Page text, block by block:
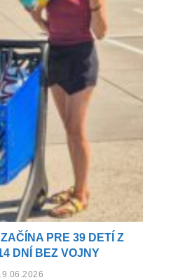
PRE 39 DETÍ Z
DNÍ BEZ VOJNY